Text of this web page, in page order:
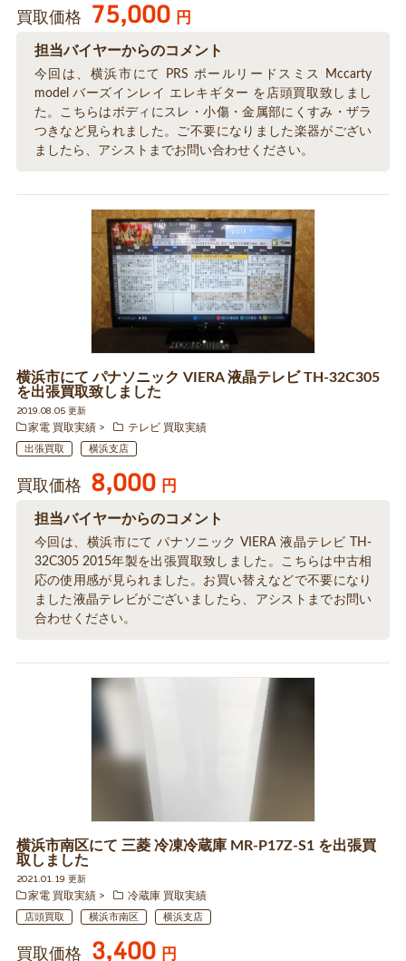
買取価格 75,000 円
担当バイヤーからのコメント
今回は、横浜市にて PRS ポールリードスミス Mccarty
model バーズインレイ エレキギター を店頭買取致しまし
た。こちらはボディにスレ・小傷・金属部にくすみ・ザラ
つきなど見られました。ご不要になりました楽器がござい
ましたら、アシストまでお問い合わせください。
横浜市にて パナソニック VIERA 液晶テレビ TH-32C305
を出張買取致しました
2019.08.05 更新
家電 買取実績
テレビ 買取実績
出張買取 横浜支店
買取価格 8,000 円
担当バイヤーからのコメント
今回は、横浜市にて パナソニック VIERA 液晶テレビ TH-
32C305 2015年製を出張買取致しました。こちらは中古相
応の使用感が見られました。お買い替えなどで不要になり
ました液晶テレビがございましたら、アシストまでお問い
合わせください。
横浜市南区にて 三菱 冷凍冷蔵庫 MR-P17Z-S1 を出張買
取しました
2021.01.19 更新
家電 買取実績
冷蔵庫 買取実績
店頭買取 横浜市南区 横浜支店
買取価格 3,400 円